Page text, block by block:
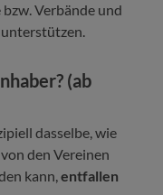
Verbände und
unterstützen.
(ab
dasselbe, wie
den Vereinen
kann,entfallen